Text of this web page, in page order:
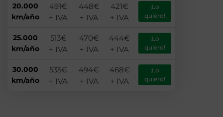
20.000
km/año
491€
+ IVA
448€
+ IVA
421€
+ IVA
¡Lo
quiero!
25.000
km/año
513€
+ IVA
470€
+ IVA
444€
+ IVA
¡Lo
quiero!
30.000
km/año
535€
+ IVA
494€
+ IVA
468€
+ IVA
¡Lo
quiero!